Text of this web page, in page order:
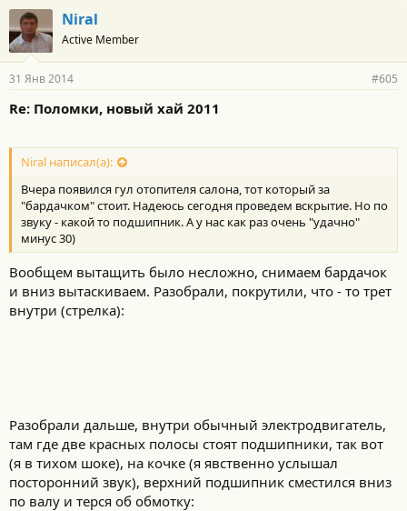
Niral
Active Member
31 Янв 2014 #605
Re: Поломки, новый хай 2011
Niral написал(а):
Вчера появился гул отопителя салона, тот который за
"бардачком" стоит. Надеюсь сегодня проведем вскрытие. Но по
звуку - какой то подшипник. А у нас как раз очень "удачно"
минус 30)
Вообщем вытащить было несложно, снимаем бардачок
и вниз вытаскиваем. Разобрали, покрутили, что - то трет
внутри (стрелка):
Разобрали дальше, внутри обычный электродвигатель,
там где две красных полосы стоят подшипники, так вот
(я в тихом шоке), на кочке (я явственно услышал
посторонний звук), верхний подшипник сместился вниз
по валу и терся об обмотку: